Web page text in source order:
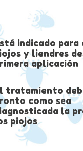
indicado para
y liendres
aplicación
tratamiento
como sea
la
piojos